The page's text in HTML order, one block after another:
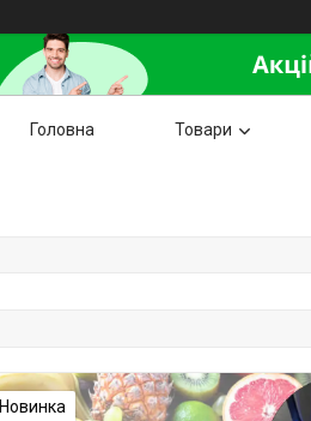
Головна Товари
Новинка